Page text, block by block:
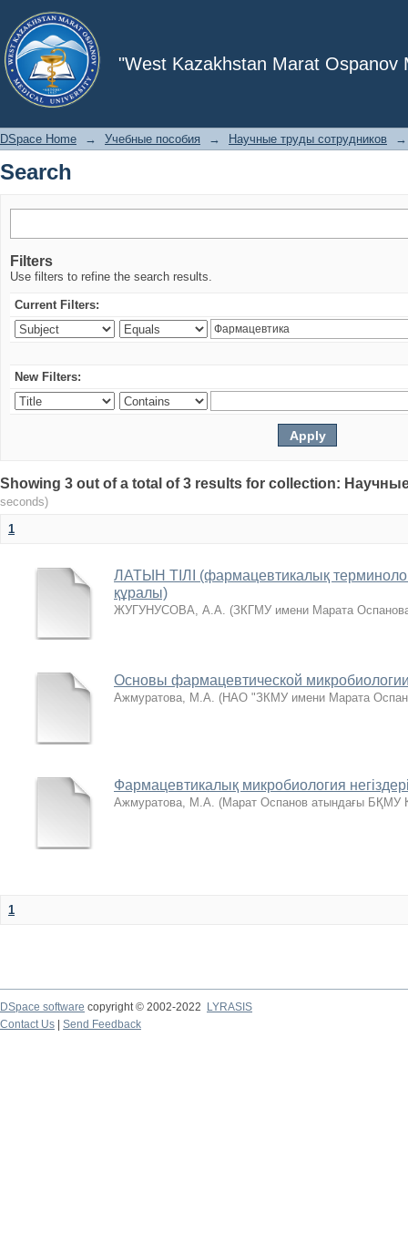
"West Kazakhstan Marat Ospanov
Search
DSpace Home → Учебные пособия → Научные труды сотрудников →
Search
Filters
Use filters to refine the search results.
Current Filters:
New Filters:
Showing 3 out of a total of 3 results for collection:
seconds)
1
ЛАТЫН ТІЛІ (фармацевтикалық
құралы)
ЖУГУНУСОВА, А.А. (ЗКГМУ имени Марата
Основы фармацевтической
Ажмуратова, М.А. (НАО "ЗКМУ имени Марата
Фармацевтикалық микробиология
Ажмуратова, М.А. (Марат Оспанов атындағы БҚМУ
1
DSpace software copyright © 2002-2022
LYRASIS
Contact Us
Send Feedback